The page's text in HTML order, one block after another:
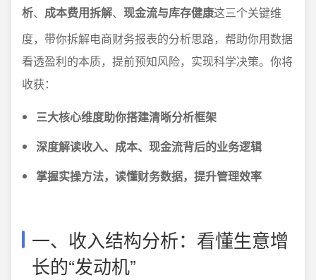
析、 成本费用拆解、 现金流与库存健康这三个关键维
度，带你拆解电商财务报表的分析思路，帮助你用数据
看透盈利的本质，提前预知风险，实现科学决策。你将
收获：
三大核心维度助你搭建清晰分析框架
深度解读收入、成本、现金流背后的业务逻辑
掌握实操方法，读懂财务数据，提升管理效率
一、收入结构分析：看懂生意增
长的“发动机”